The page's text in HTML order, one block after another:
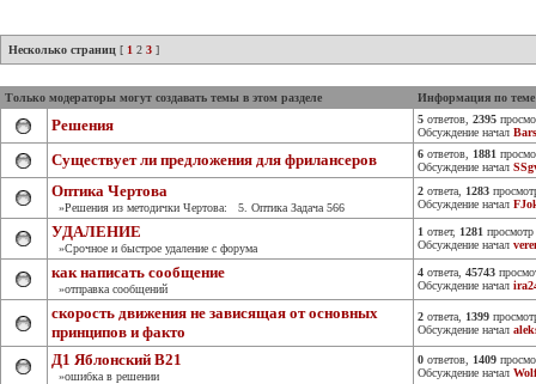
Несколько страниц [ 1 2 3 ]
Только модераторы могут создавать темы в этом разделе Информация по теме
Решения 5 ответов, 2395
Обсуждение начал
Существует ли предложения для фрилансеров 6 ответов, 1881
Обсуждение начал
Оптика Чертова
»Решения из методички Чертова: 5. Оптика Задача 566
2 ответа, 1283
Обсуждение начал
УДАЛЕНИЕ
»Срочное и быстрое удаление с форума
1 ответ, 1281 просмотр
Обсуждение начал
как написать сообщение
»отправка сообщений
4 ответа, 45743
Обсуждение начал
скорость движения не зависящая от основных
принципов и факто
2 ответа, 1399
Обсуждение начал
Д1 Яблонский В21
»ошибка в решении
0 ответов, 1409
Обсуждение начал Wolf